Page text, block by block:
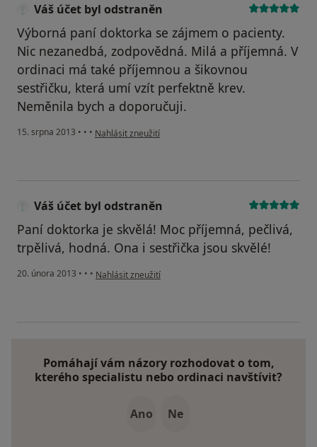
Váš účet byl odstraněn
Výborná paní doktorka se zájmem o pacienty.
Nic nezanedbá, zodpovědná. Milá a příjemná. V
ordinaci má také příjemnou a šikovnou
sestřičku, která umí vzít perfektně krev.
Neměnila bych a doporučuji.
15. srpna 2013 • • • podle názoru uživatele Váš účet byl odstraněn
Nahlásit zneužití
Váš účet byl odstraněn
Paní doktorka je skvělá! Moc příjemná, pečlivá,
trpělivá, hodná. Ona i sestřička jsou skvělé!
20. února 2013 • • • podle názoru uživatele Váš účet byl odstraněn
Nahlásit zneužití
Pomáhají vám názory rozhodovat o tom,
kterého specialistu nebo ordinaci navštívit?
Ano Ne